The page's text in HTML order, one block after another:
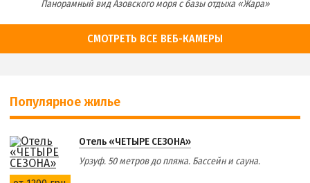
Панорамный вид Азовского моря с базы отдыха «Жара»
СМОТРЕТЬ ВСЕ ВЕБ-КАМЕРЫ
Популярное жилье
Отель «ЧЕТЫРЕ СЕЗОНА»
Урзуф. 50 метров до пляжа. Бассейн и сауна.